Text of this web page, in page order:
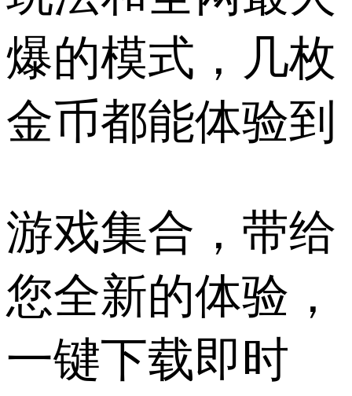
爆的模式，几枚
金币都能体验到
游戏集合，带给
您全新的体验，
一键下载即时